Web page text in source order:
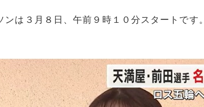
は３月８日、午前９時１０分スタートです。